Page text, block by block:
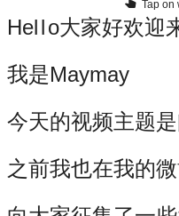
Tap on
Hello大家好欢迎
我是Maymay
今天的视频主题是
之前我也在我的微
Terms of service
Contact us